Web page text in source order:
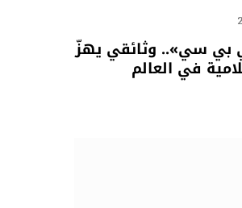
بي سي».. وثائقي يهزّ
في العالم